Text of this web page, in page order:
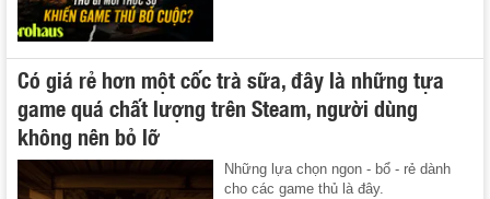
Có giá rẻ hơn một cốc trà sữa, đây là những tựa
game quá chất lượng trên Steam, người dùng
không nên bỏ lỡ
Những lựa chọn ngon - bổ - rẻ dành
cho các game thủ là đây.